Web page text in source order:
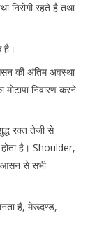
रहते है तथा
है।
की अंतिम अवस्था
निवारण करने
रक्त तेजी से
होता है। Shoulder,
आसन से सभी
है, मेरूदण्ड,